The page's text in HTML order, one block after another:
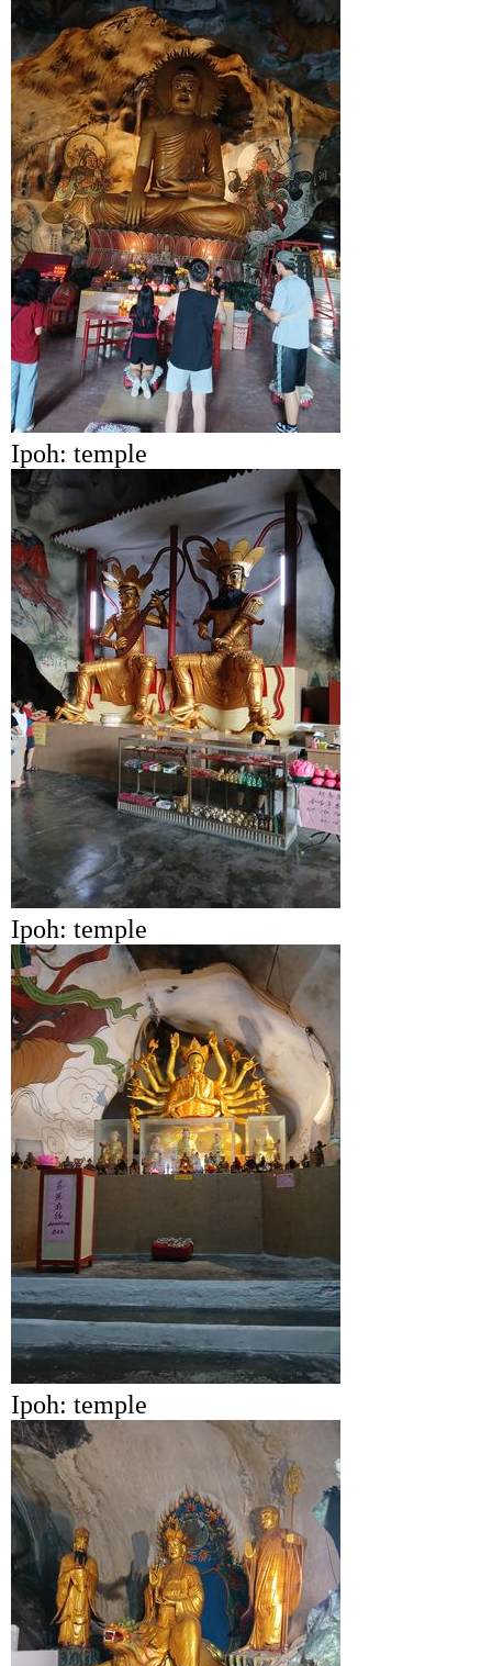
Ipoh: temple
Ipoh: temple
Ipoh: temple